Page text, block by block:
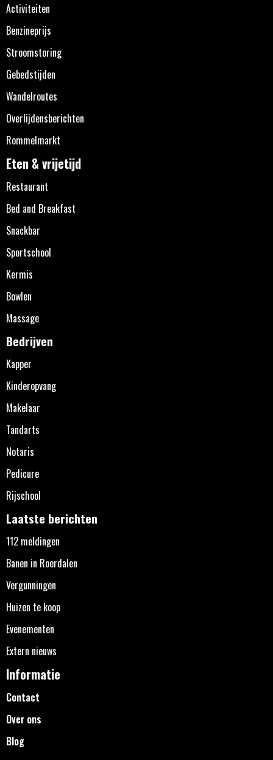
Activiteiten
Benzineprijs
Stroomstoring
Gebedstijden
Wandelroutes
Overlijdensberichten
Rommelmarkt
Eten & vrijetijd
Restaurant
Bed and Breakfast
Snackbar
Sportschool
Kermis
Bowlen
Massage
Bedrijven
Kapper
Kinderopvang
Makelaar
Tandarts
Notaris
Pedicure
Rijschool
Laatste berichten
112 meldingen
Banen in Roerdalen
Vergunningen
Huizen te koop
Evenementen
Extern nieuws
Informatie
Contact
Over ons
Blog